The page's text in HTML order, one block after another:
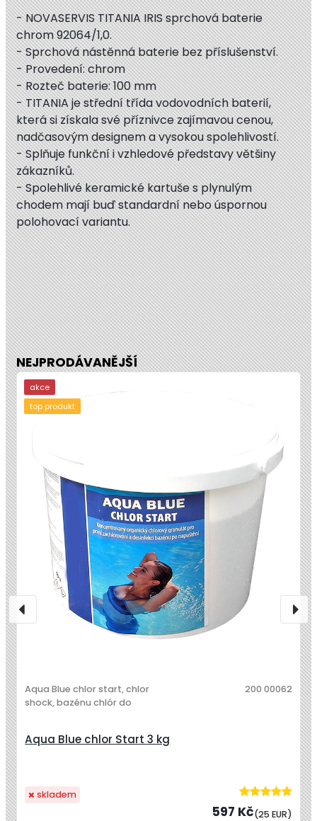
- NOVASERVIS TITANIA IRIS sprchová baterie
chrom 92064/1,0.
- Sprchová nástěnná baterie bez příslušenství.
- Provedení: chrom
- Rozteč baterie: 100 mm
- TITANIA je střední třída vodovodních baterií,
která si získala své příznivce zajímavou cenou,
nadčasovým designem a vysokou spolehlivostí.
- Splňuje funkční i vzhledové představy většiny
zákazníků.
- Spolehlivé keramické kartuše s plynulým
chodem mají buď standardní nebo úspornou
polohovacívariantu.
NEJPRODÁVANĚJŠÍ
Aqua Blue chlor Start 3 kg
Aqua Blue chlor start, chlor
shock, bazénu chlór do
200 00062
597 Kč(25 EUR)
skladem
akce
top produkt